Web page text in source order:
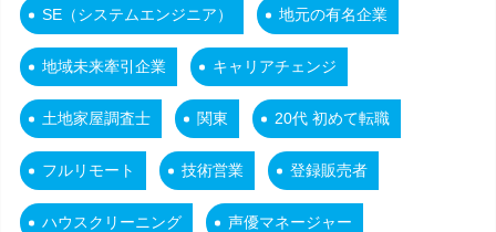
SE（システムエンジニア） 地元の有名企業
地域未来牽引企業 キャリアチェンジ
土地家屋調査士 関東 20代 初めて転職
フルリモート 技術営業 登録販売者
ハウスクリーニング 声優マネージャー